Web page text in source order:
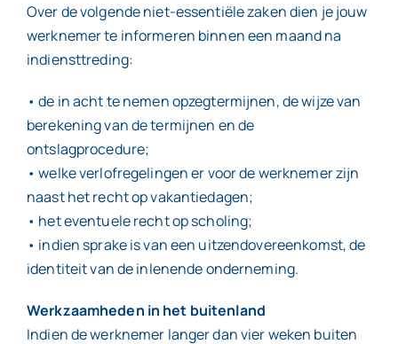
Over de volgende niet-essentiële zaken dien je jouw
werknemer te informeren binnen een maand na
indiensttreding:
• de in acht te nemen opzegtermijnen, de wijze van
berekening van de termijnen en de
ontslagprocedure;
• welke verlofregelingen er voor de werknemer zijn
naast het recht op vakantiedagen;
• het eventuele recht op scholing;
• indien sprake is van een uitzendovereenkomst, de
identiteit van de inlenende onderneming.
Werkzaamheden in het buitenland
Indien de werknemer langer dan vier weken buiten